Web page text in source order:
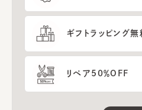
ギフトラッピング無
リペア50％OFF